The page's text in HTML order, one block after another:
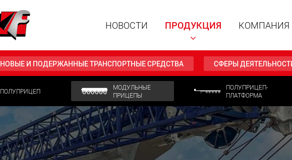
для
15 т до
НОВОСТИ ПРОДУКЦИЯ КОМПАНИЯ
НОВЫЕ И ПОДЕРЖАННЫЕ ТРАНСПОРТНЫЕ СРЕДСТВА СФЕРЫ
ПОЛУПРИЦЕП
МОДУЛЬНЫЕ
ПРИЦЕПЫ
ПОЛУПРИЦЕП-
ПЛАТФОРМА